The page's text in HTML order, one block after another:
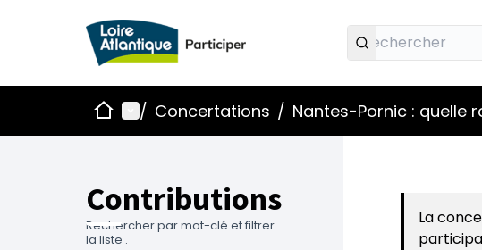
AccueilMenu principal
/ Concertations / Nantes-Pornic : quelle
Contributions
Rechercher par mot-clé et filtrer
la liste .
La